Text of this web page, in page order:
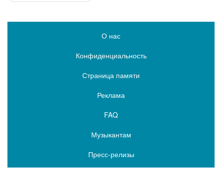
О нас
Конфиденциальность
Страница памяти
Реклама
FAQ
Музыкантам
Пресс-релизы